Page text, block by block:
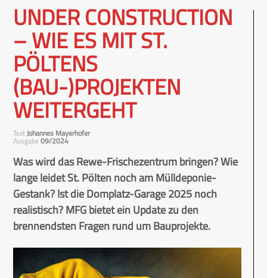
UNDER CONSTRUCTION
– WIE ES MIT ST.
PÖLTENS
(BAU-)PROJEKTEN
WEITERGEHT
TextJohannes Mayerhofer
Ausgabe09/2024
Was wird das Rewe-Frischezentrum bringen? Wie
lange leidet St. Pölten noch am Mülldeponie-
Gestank? Ist die Domplatz-Garage 2025 noch
realistisch? MFG bietet ein Update zu den
brennendsten Fragen rund um Bauprojekte.